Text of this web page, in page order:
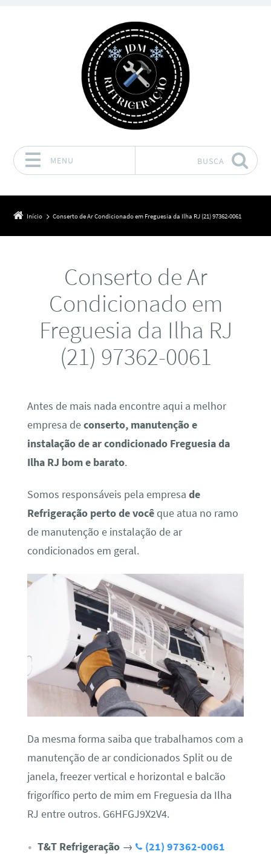
MENU BUSCA
Início Conserto de Ar Condicionado em Freguesia da Ilha RJ (21) 97362-0061
Conserto de Ar
Condicionado em
Freguesia da Ilha RJ
(21) 97362-0061
Antes de mais nada encontre aqui a melhor
empresa deconserto, manutenção e
instalação de ar condicionado Freguesia da
Ilha RJ bom e barato.
Somos responsáveis pela empresa de
Refrigeração perto de vocêque atua no ramo
de manutenção e instalação de ar
condicionados em geral.
Da mesma forma saiba que trabalhamos com a
manutenção de ar condicionados Split ou de
janela, freezer vertical e horizontal e balcão
frigorífico perto de mim em Freguesia da Ilha
RJ entre outros. G6HFGJ9X2V4.
T&T Refrigeração→
(21) 97362-0061